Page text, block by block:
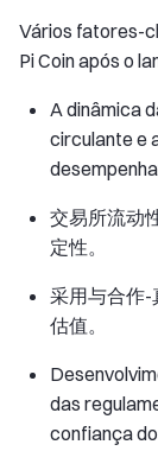
Vários fatores-
Pi Coin após o
A dinâmica
circulante e
交易所流动
定性。
采用与合作-
估值。
das
confiança